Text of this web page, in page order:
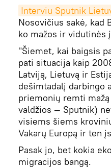
Interviu Sputnik
Nosovičius sakė, kad
ko mažos ir vidutinės
"Šiemet, kai baigsis
pati situacija kaip
Latviją, Lietuvą ir
dešimtadalį darbingo
priemonių remti
valdžios — Sputnik)
visiems šiems
Vakarų Europą ir ten
Pasak jo, bet kokia
migracijos bangą.